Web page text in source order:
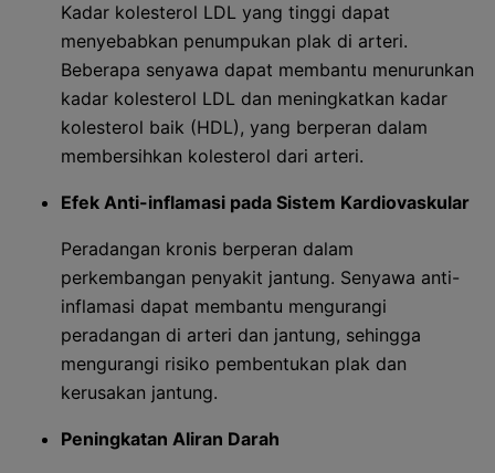
Kadar kolesterol LDL yang tinggi dapat
menyebabkan penumpukan plak di arteri.
Beberapa senyawa dapat membantu menurunkan
kadar kolesterol LDL dan meningkatkan kadar
kolesterol baik (HDL), yang berperan dalam
membersihkan kolesterol dari arteri.
Efek Anti-inflamasi pada Sistem Kardiovaskular
Peradangan kronis berperan dalam
perkembangan penyakit jantung. Senyawa anti-
inflamasi dapat membantu mengurangi
peradangan di arteri dan jantung, sehingga
mengurangi risiko pembentukan plak dan
kerusakan jantung.
Peningkatan Aliran Darah